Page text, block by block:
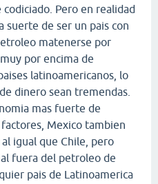
Pero en realidad
suerte de ser un pais con
matenerse por
por encima de
latinoamericanos, lo
dinero sean tremendas.
mas fuerte de
Mexico tambien
igual que Chile, pero
fuera del petroleo de
pais de Latinoamerica